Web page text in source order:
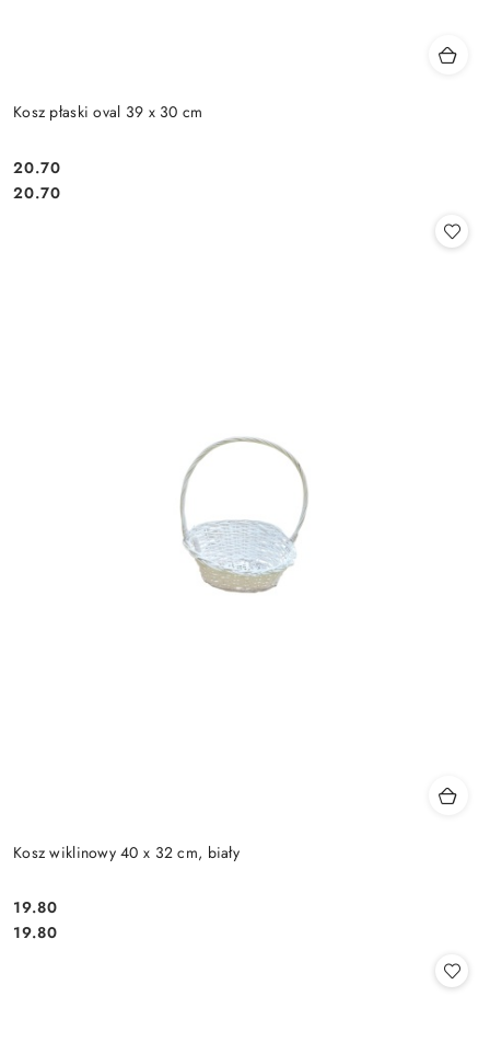
Kosz płaski oval 39 x 30 cm
Cena:
20.70
Cena:
20.70
Kosz wiklinowy 40 x 32 cm, biały
Cena:
19.80
Cena:
19.80